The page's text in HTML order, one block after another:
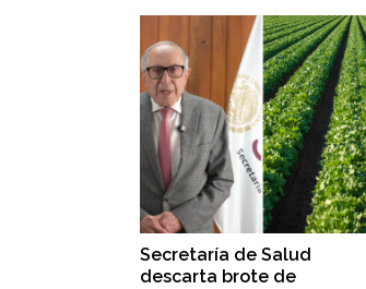
Secretaría de Salud
descarta brote de